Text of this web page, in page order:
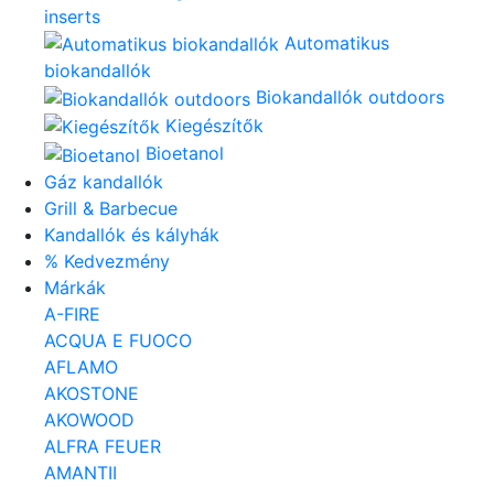
inserts
Automatikus
biokandallók
Biokandallók outdoors
Kiegészítők
Bioetanol
Gáz kandallók
Grill & Barbecue
Kandallók és kályhák
% Kedvezmény
Márkák
A-FIRE
ACQUA E FUOCO
AFLAMO
AKOSTONE
AKOWOOD
ALFRA FEUER
AMANTII